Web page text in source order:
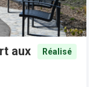
aux
Réalisé